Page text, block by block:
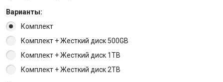
Варианты:
Комплект
Комплект + Жесткий диск 500GB
Комплект + Жесткий диск 1TB
Комплект + Жесткий диск 2TB